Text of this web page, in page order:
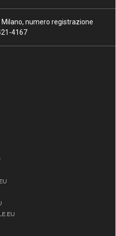
numero registrazione
4167